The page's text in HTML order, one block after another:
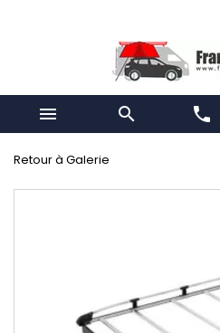
  phone
Retour à Galerie